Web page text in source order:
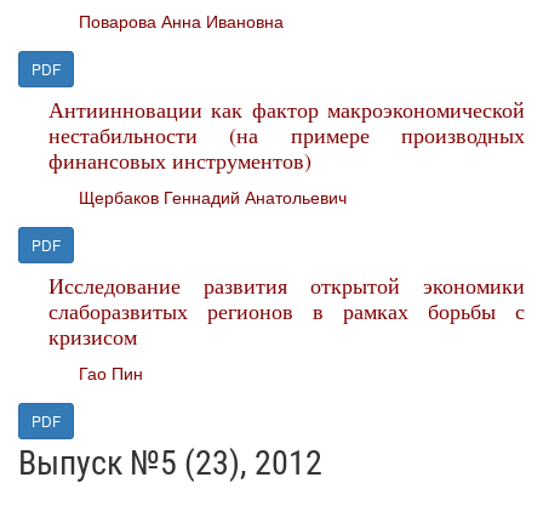
Поварова Анна Ивановна
PDF
Антиинновации как фактор макроэкономической
нестабильности (на примере производных
финансовых инструментов)
Щербаков Геннадий Анатольевич
PDF
Исследование развития открытой экономики
слаборазвитых регионов в рамках борьбы с
кризисом
Гао Пин
PDF
Выпуск №5 (23), 2012